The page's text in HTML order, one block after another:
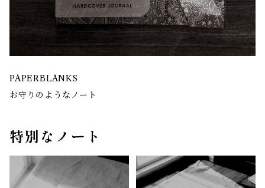
PAPERBLANKS
お守りのようなノート
特別なノート